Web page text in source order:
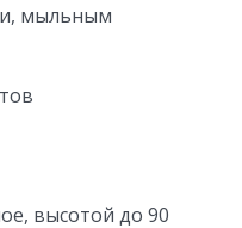
мыльным
высотой до 90